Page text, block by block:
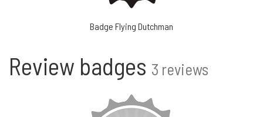
Badge Flying Dutchman
Review badges 3 reviews